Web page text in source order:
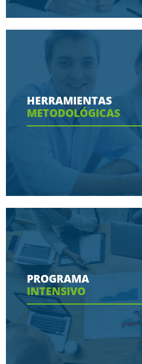
Conoce aquí las
Ver
HERRAMIENTAS
METODOLÓGICAS
Conoce aquí las
contaras en tu
Ver
PROGRAMA
INTENSIVO